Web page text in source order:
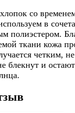
со
в
полиэстером.
ткани кожа
четким, не
блекнут и